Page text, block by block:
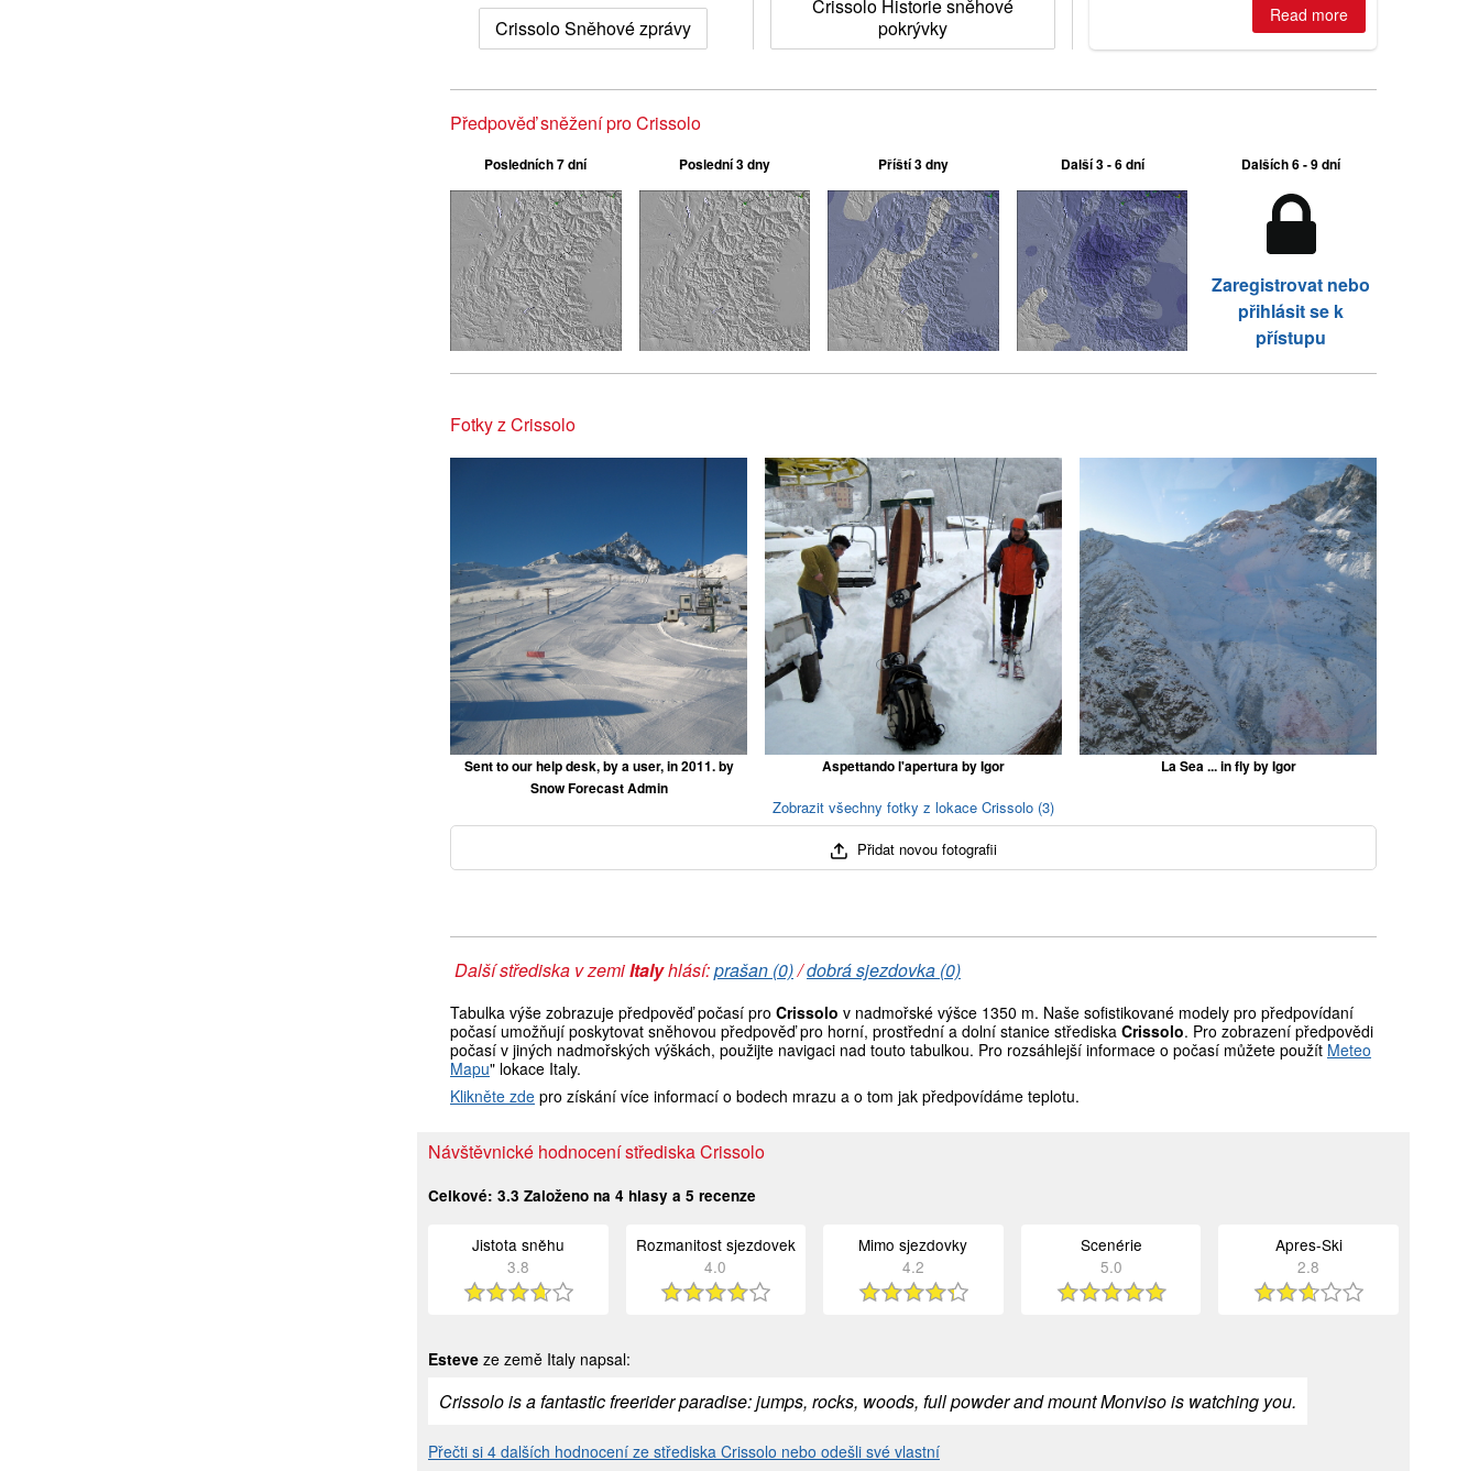
Crissolo Sněhové zprávy
Crissolo Historie sněhové
pokrývky
2026, northern hemisphere down to
two outdoor areas still open.
Read more
Předpověď sněžení pro Crissolo
Posledních 7 dní Poslední 3 dny Příští 3 dny Další 3 - 6 dní Dalších 6 - 9 dní
Zaregistrovat nebo
přihlásit se k
přístupu
Fotky z Crissolo
Sent to our help desk, by a user, in 2011. by
Snow Forecast Admin
Aspettando l'apertura by Igor La Sea ... in fly by Igor
Zobrazit všechny fotky z lokace Crissolo (3)
Přidat novou fotografii
Další střediska v zemiItalyhlásí:prašan (0)/dobrá sjezdovka (0)
Tabulka výše zobrazuje předpověď počasí pro Crissolo v nadmořské výšce 1350 m. Naše sofistikované modely pro předpovídaní
počasí umožňují poskytovat sněhovou předpověď pro horní, prostřední a dolní stanice střediska Crissolo. Pro zobrazení předpovědi
počasí v jiných nadmořských výškách, použijte navigaci nad touto tabulkou. Pro rozsáhlejší informace o počasí můžete použít Meteo
Mapu" lokace Italy.
Klikněte zde pro získání více informací o bodech mrazu a o tom jak předpovídáme teplotu.
Návštěvnické hodnocení střediska Crissolo
Celkové: 3.3 Založeno na 4 hlasy a 5 recenze
Jistota sněhu
3.8
Rozmanitost sjezdovek
4.0
Mimo sjezdovky
4.2
Scenérie
5.0
Apres-Ski
2.8
Esteve ze země Italy napsal:
Crissolo is a fantastic freerider paradise: jumps, rocks, woods, full powder and mount Monviso is watching you.
Přečti si 4 dalších hodnocení ze střediska Crissolo nebo odešli své vlastní